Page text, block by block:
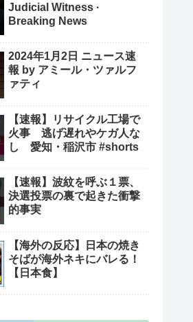
Judicial Witness ·
Breaking News
2024年1月2日 ニュース速
報 by アミール・ツァルフ
ァティ
【速報】リサイクル工場で
火事 逃げ遅れやケガ人な
し 愛知・稲沢市 #shorts
【速報】波紋を呼ぶ１票、
決選投票の裏で起きた衝撃
的事実
【海外の反応】日本の焼き
そばが海外ネキにバレる！
【日本食】